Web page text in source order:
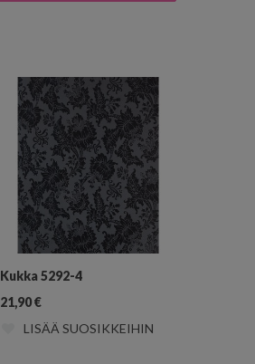
Kukka 5292-4
21,90€
LISÄÄ SUOSIKKEIHIN